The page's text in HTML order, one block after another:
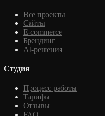
Все проекты
Сайты
E-commerce
Брендинг
AI-решения
Студия
Процесс работы
Тарифы
Отзывы
FAQ